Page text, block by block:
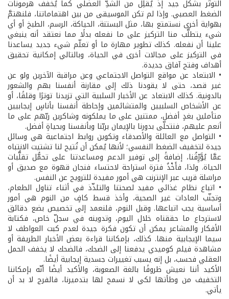
التوتُّر بشكل جيد إذ يُقلِّل من الشدِّ العضلي كما يُخفف هرمونات
الضغط العصبي. وإذا لم تكن الموسيقى من بين اهتماماتنا، فلنهتمَّ
بهواية أخرى نستمتع بها، مثل البستنة، الحياكة، الرسم، الطبخ أو أي
شيء يتطلَّب منا التركيز على ما نفعله بدلًا مما نعتقد أنه ينبغي
علينا أن نفعله. كذلك تطوير مهارة ما أو تعلّم شيء جديد يساعدنا
في التركيز على مجالات أخرى في الحياة، وبالتالي إمكانية تحقيق
أهداف وفتح آفاق جديدة.
• الابتعاد عن مواقع التواصل الاجتماعي وعن مراقبة الآخرين ولو عن
غير قصد، حتى لا يقودنا ذلك إلى مقارنة أنفسنا بهم والشعور
بالدونية. كذلك الابتعاد عن الأخبار السلبية التي تزيدنا توترًا وقلقًا، أو
عن الأشخاص السلبيين والمتشائمين وإحاطة أنفسنا بأناسٍ إيجابيين
متأملين بغدٍ أفضل، ممتنين على ما يملكونه وشاكرين ربّهم على ما
أنعم عليهم، فنتحلّى بدورنا بالإيمان بربّنا وبأنفسنا وبحياةٍ أفضل.
• التواصل مع العائلة والأصدقاء وتكوين روابط اجتماعية هي وسائل
جيدة لتخفيف الضغط النفسي؛ لأنها يُمكن أن تُتيح لنا تشتيت الانتباه
عمَّا يُؤَرِّقُنا، إضافةً إلى توفير الدعم ومساعدتنا على تحمُّل تقلُّبات
الحياة. ولذا، فأَخْذُ فترة استراحة لاحتساء فنجان قهوة مع صديق أو
مراسَلة قريب عبر الإنترنت هي أمور مفيدة للترويح عن النفس.
• اتباع نظام غذائي مفيد لصحتنا والتلذّذ في أثناء تناول الطعام،
وتجنّب العادات غير الصحية، وأخذ قسط كافٍ من النوم هي أمور
أساسية يجب اتباعها. وقبل النوم، فلنعمد إلى تخصيص بضع دقائق
لاسترجاع ما حققناه خلال اليوم، وتدوينه في سجلّ خاص، فكتابة
الأفكار والمشاعر يمكن أن تكون فكرة جيدة لعدم كبت العواطف لا
سيما الإيجابية منها. كذلك، بإمكاننا قراءة بعض الأخبار الطريفة أو
مشاهدة فيلم كوميدي يدفعنا إلى الضحك، فالضحك لا يخفف الحمل
العقلي فحسب، بل إنه يسبب تغييرات جسدية إيجابية أيضًا.
الأكيد أننا نعيش ظروفًا بالغة الصعوبة، والأكيد أيضًا أنّه بإمكاننا
التخفيف من وطأتها لكي لا نسمح لها بتدميرنا، فالفرج لا بد أن
يأتي.